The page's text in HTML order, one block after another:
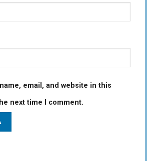
email, and website in this
next time I comment.